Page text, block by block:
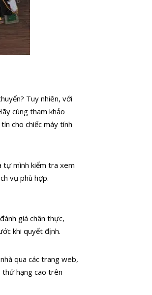
Tuy nhiên, với
cùng tham khảo
cho chiếc máy tính
tự mình kiểm tra xem
vụ phù hợp.
giá chân thực,
khi quyết định.
qua các trang web,
thứ hạng cao trên